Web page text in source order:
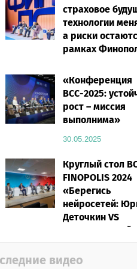
страховое
технологии
а риски
рамках
16.03.2026
«Конференция
ВСС-2025:
рост – миссия
выполнима»
30.05.2025
Круглый стол
FINOPOLIS 2024
«Берегись
нейросетей:
Деточкин VS
искусственный
интеллект»
12.11.2024
видео